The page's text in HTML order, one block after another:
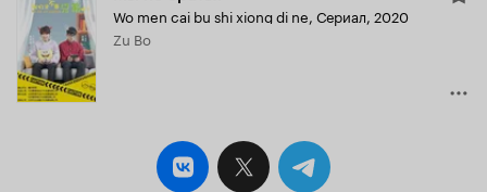
Wo men cai bu shi xiong di ne, Сериал, 2020
Zu Bo